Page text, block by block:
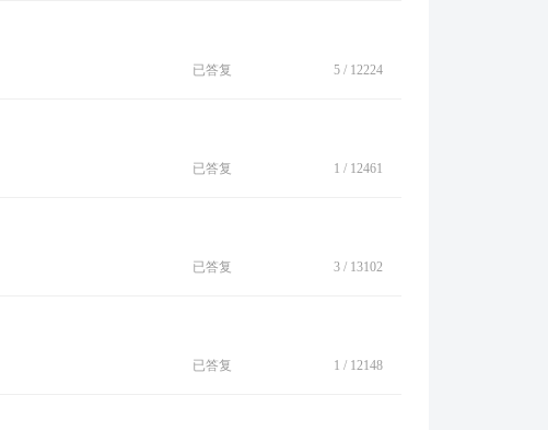
已答复 5 / 12224
已答复 1 / 12461
已答复 3 / 13102
已答复 1 / 12148